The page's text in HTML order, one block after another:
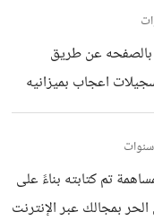
محتوى ممتاز +
لا يساوي قيمة
بالصفحه عن طريق
اعجاب بميزانيه
على الأقل اريد
و في اي بلد.
تم كتابته بناءً على
بمجالك عبر الإنترنت